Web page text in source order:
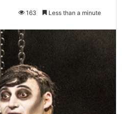
163 Less than a minute